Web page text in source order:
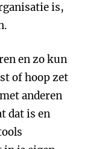
is,
en zo kun
of hoop zet
anderen
dat is en